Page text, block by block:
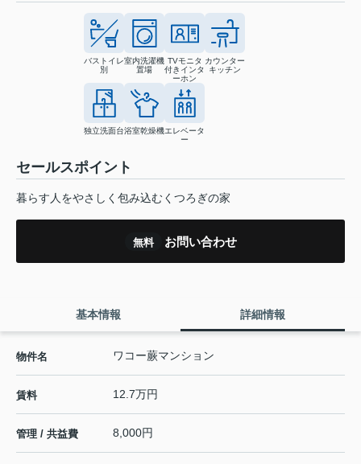
バストイレ
別
室内洗濯機
置場
TVモニタ
付きインタ
ーホン
カウンター
キッチン
独立洗面台浴室乾燥機エレベータ
ー
セールスポイント
暮らす人をやさしく包み込むくつろぎの家
無料 お問い合わせ
基本情報 詳細情報
物件名 ワコー蕨マンション
賃料 12.7万円
管理 / 共益費 8,000円